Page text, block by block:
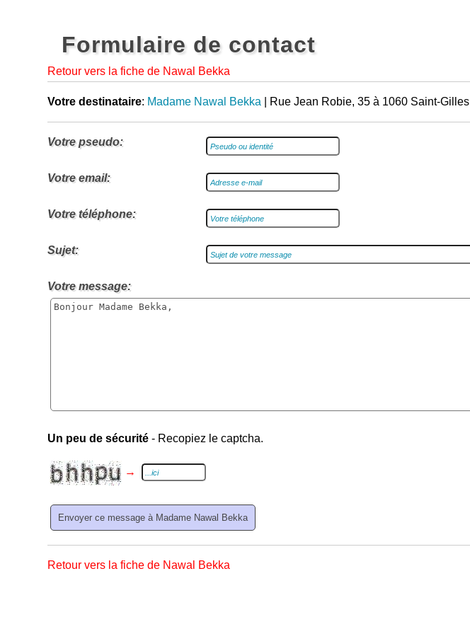
Formulaire de contact
Retour vers la fiche de Nawal Bekka
Votre destinataire: Madame Nawal Bekka | Rue Jean Robie, 35 à 1060 Saint-Gilles
Votre pseudo:
Votre email:
Votre téléphone:
Sujet:
Votre message:
Un peu de sécurité - Recopiez le captcha.
→
Retour vers la fiche de Nawal Bekka